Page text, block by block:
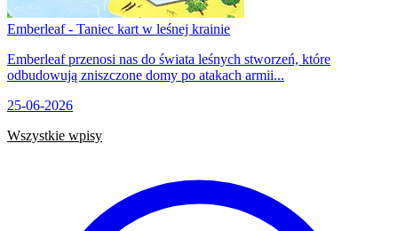
Emberleaf - Taniec kart w leśnej krainie
Emberleaf przenosi nas do świata leśnych stworzeń, które
odbudowują zniszczone domy po atakach armii...
25-06-2026
Wszystkie wpisy